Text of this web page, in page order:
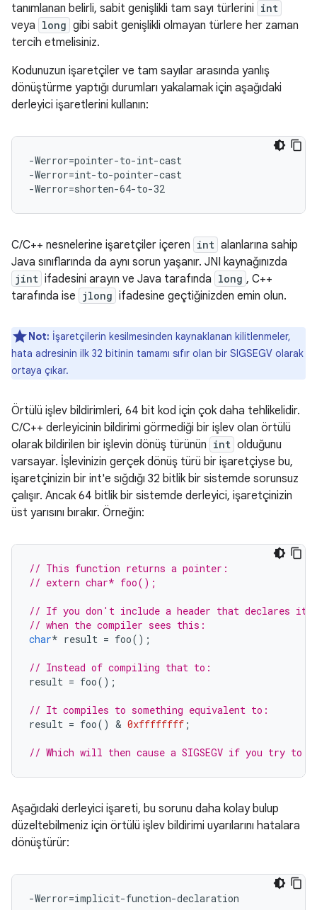
tanımlanan belirli, sabit genişlikli tam sayı türlerini int
veya long gibi sabit genişlikli olmayan türlere her zaman
tercih etmelisiniz.
Kodunuzun işaretçiler ve tam sayılar arasında yanlış
dönüştürme yaptığı durumları yakalamak için aşağıdaki
derleyici işaretlerini kullanın:
-Werror=pointer-to-int-cast
-Werror=int-to-pointer-cast
C/C++ nesnelerine işaretçiler içeren int alanlarına sahip
Java sınıflarında da aynı sorun yaşanır. JNI kaynağınızda
jint ifadesini arayın ve Java tarafında long , C++
tarafında ise jlong ifadesine geçtiğinizden emin olun.
Not: İşaretçilerin kesilmesinden kaynaklanan kilitlenmeler,
hata adresinin ilk 32 bitinin tamamı sıfır olan bir SIGSEGV olarak
ortaya çıkar.
Örtülü işlev bildirimleri, 64 bit kod için çok daha tehlikelidir.
C/C++ derleyicinin bildirimi görmediği bir işlev olan örtülü
olarak bildirilen bir işlevin dönüş türünün int olduğunu
varsayar. İşlevinizin gerçek dönüş türü bir işaretçiyse bu,
işaretçinizin bir int'e sığdığı 32 bitlik bir sistemde sorunsuz
çalışır. Ancak 64 bitlik bir sistemde derleyici, işaretçinizin
üst yarısını bırakır. Örneğin:
// This function returns a pointer:
// extern char* foo();
// If you don't include a header that declares it,
// when the compiler sees this:
char* result = foo();
// Instead of compiling that to:
result = foo();
// It compiles to something equivalent to:
result = foo() & 0xffffffff ;
// Which will then cause a SIGSEGV if you try to
Aşağıdaki derleyici işareti, bu sorunu daha kolay bulup
düzeltebilmeniz için örtülü işlev bildirimi uyarılarını hatalara
dönüştürür: